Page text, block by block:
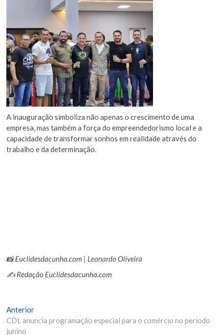
A inauguração simboliza não apenas o crescimento de uma
empresa, mas também a força do empreendedorismo local e a
capacidade de transformar sonhos em realidade através do
trabalho e da determinação.
📸 Euclidesdacunha.com | Leonardo Oliveira
✍️ Redação Euclidesdacunha.com
Navegação
de
AnteriorMatéria
Anterior:
CDL anuncia programação especial para o comércio no período
junino